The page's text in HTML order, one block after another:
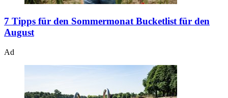
7 Tipps für den Sommermonat Bucketlist für den
August
Ad